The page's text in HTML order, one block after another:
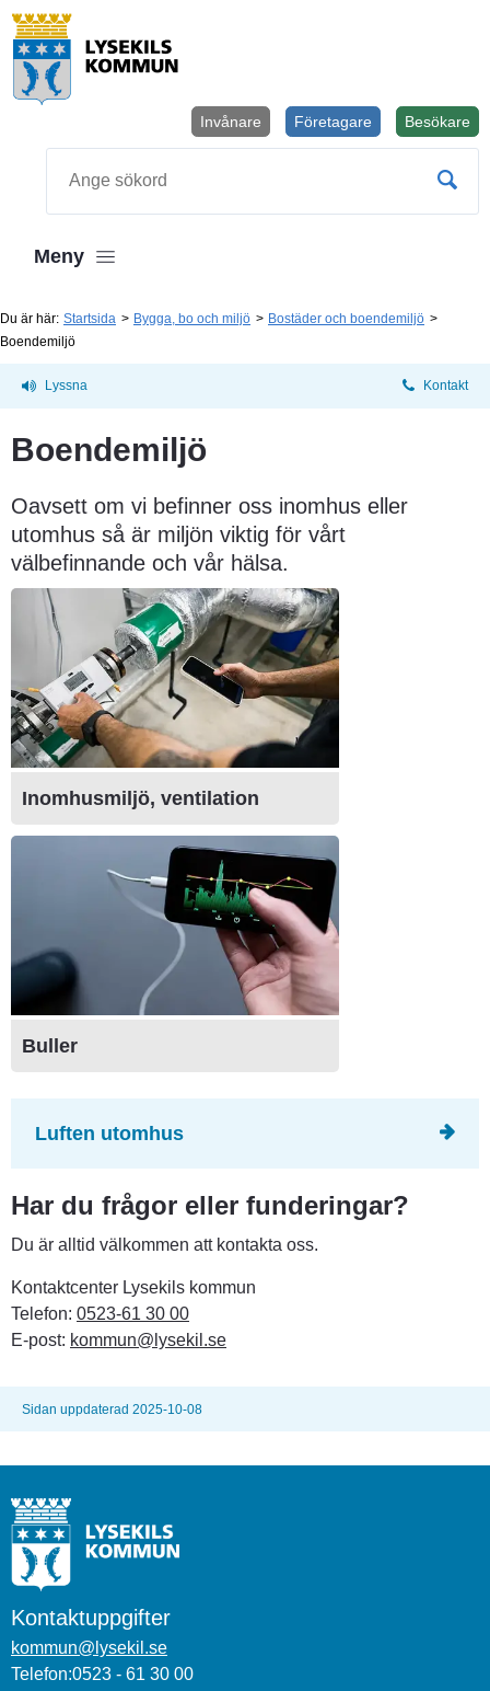
Besökare
Företagare
Invånare
Meny
Du är här: Startsida Bygga, bo och miljö
Bostäder och boendemiljö
Boendemiljö
Lyssna Kontakt
Boendemiljö
Oavsett om vi befinner oss inomhus eller
utomhus så är miljön viktig för vårt
välbefinnande och vår hälsa.
Inomhusmiljö, ventilation
Buller
Luften utomhus
Har du frågor eller funderingar?
Du är alltid välkommen att kontakta oss.
Kontaktcenter Lysekils kommun
Telefon: 0523-61 30 00
E-post: kommun@lysekil.se
Sidan uppdaterad 2025-10-08
Kontaktuppgifter
kommun@lysekil.se
Telefon:0523 - 61 30 00